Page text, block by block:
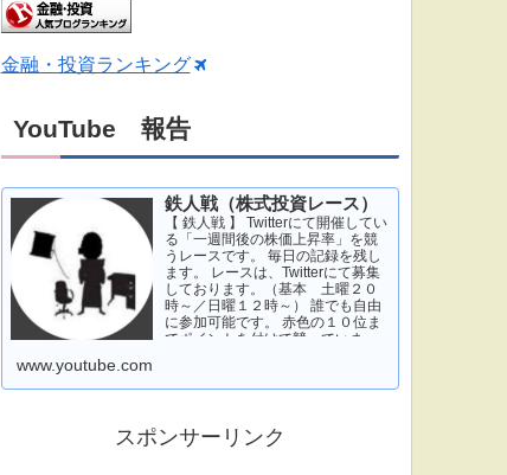
金融・投資ランキング
YouTube 報告
鉄人戦（株式投資レース）
【 鉄人戦 】 Twitterにて開催してい
る「一週間後の株価上昇率」を競
うレースです。 毎日の記録を残し
ます。 レースは、Twitterにて募集
しております。（基本 土曜２０
時～／日曜１２時～） 誰でも自由
に参加可能です。 赤色の１０位ま
でポイントを付けて競っていま
www.youtube.com
スポンサーリンク